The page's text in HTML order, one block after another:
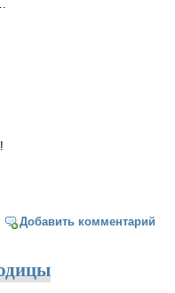
Добавить комментарий